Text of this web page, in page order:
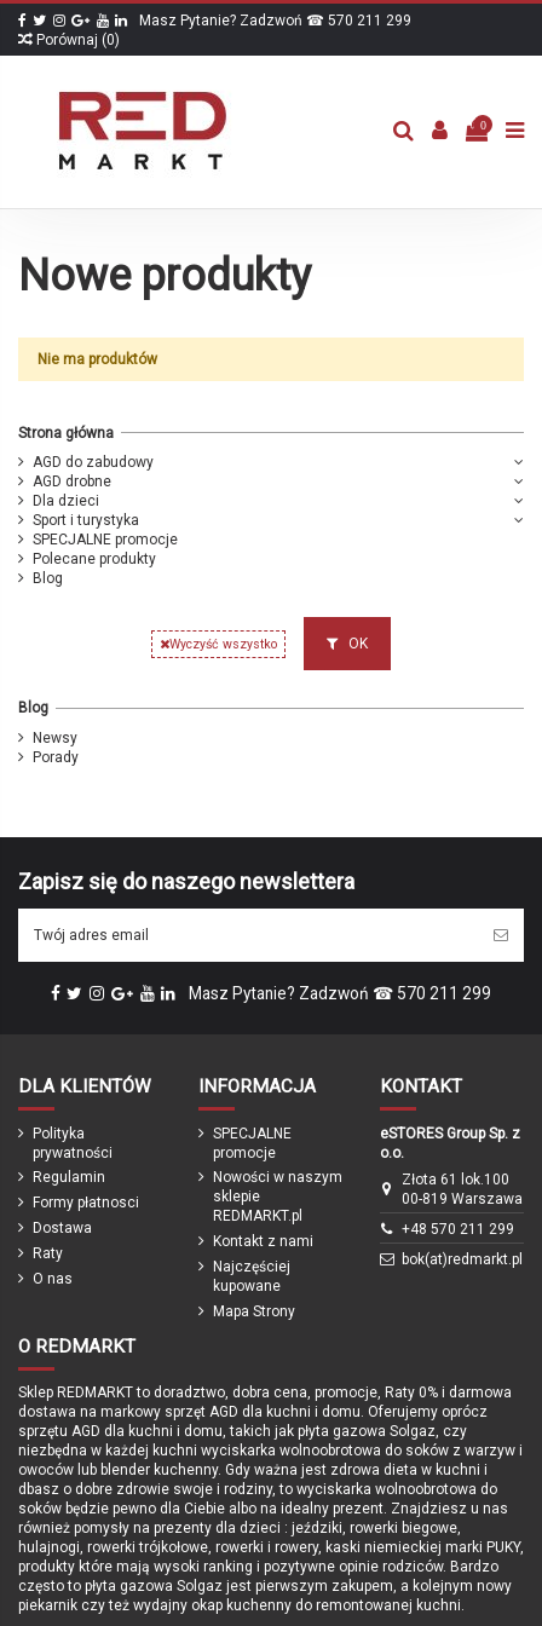
Masz Pytanie? Zadzwoń ☎ 570 211 299
Porównaj (0)
0
Nowe produkty
Nie ma produktów
Strona główna
AGD do zabudowy
AGD drobne
Dla dzieci
Sport i turystyka
SPECJALNE promocje
Polecane produkty
Blog
Wyczyść wszystko OK
Blog
Newsy
Porady
Zapisz się do naszego newslettera
Masz Pytanie? Zadzwoń ☎ 570 211 299
DLA KLIENTÓW
Polityka
prywatności
Regulamin
Formy płatnosci
Dostawa
Raty
O nas
INFORMACJA
SPECJALNE
promocje
Nowości w naszym
sklepie
REDMARKT.pl
Kontakt z nami
Najczęściej
kupowane
Mapa Strony
KONTAKT
eSTORES Group Sp. z
o.o.
Złota 61 lok.100
00-819 Warszawa
+48 570 211 299
bok(at)redmarkt.pl
O REDMARKT
Sklep REDMARKT to doradztwo, dobra cena, promocje, Raty 0% i darmowa
dostawa na markowy sprzęt AGD dla kuchni i domu. Oferujemy oprócz
sprzętu AGD dla kuchni i domu, takich jak płyta gazowa Solgaz, czy
niezbędna w każdej kuchni wyciskarka wolnoobrotowa do soków z warzyw i
owoców lub blender kuchenny. Gdy ważna jest zdrowa dieta w kuchni i
dbasz o dobre zdrowie swoje i rodziny, to wyciskarka wolnoobrotowa do
soków będzie pewno dla Ciebie albo na idealny prezent. Znajdziesz u nas
również pomysły na prezenty dla dzieci : jeździki, rowerki biegowe,
hulajnogi, rowerki trójkołowe, rowerki i rowery, kaski niemieckiej marki PUKY,
produkty które mają wysoki ranking i pozytywne opinie rodziców. Bardzo
często to płyta gazowa Solgaz jest pierwszym zakupem, a kolejnym nowy
piekarnik czy też wydajny okap kuchenny do remontowanej kuchni.